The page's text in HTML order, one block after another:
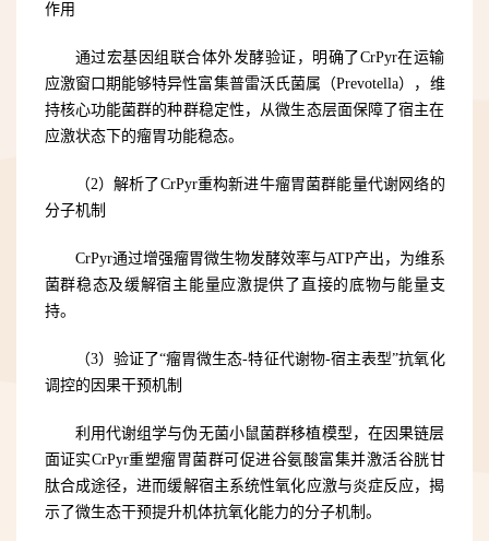
作用
通过宏基因组联合体外发酵验证，明确了CrPyr在运输
应激窗口期能够特异性富集普雷沃氏菌属（Prevotella），维
持核心功能菌群的种群稳定性，从微生态层面保障了宿主在
应激状态下的瘤胃功能稳态。
（2）解析了CrPyr重构新进牛瘤胃菌群能量代谢网络的
分子机制
CrPyr通过增强瘤胃微生物发酵效率与ATP产出，为维系
菌群稳态及缓解宿主能量应激提供了直接的底物与能量支
持。
（3）验证了“瘤胃微生态-特征代谢物-宿主表型”抗氧化
调控的因果干预机制
利用代谢组学与伪无菌小鼠菌群移植模型，在因果链层
面证实CrPyr重塑瘤胃菌群可促进谷氨酸富集并激活谷胱甘
肽合成途径，进而缓解宿主系统性氧化应激与炎症反应，揭
示了微生态干预提升机体抗氧化能力的分子机制。